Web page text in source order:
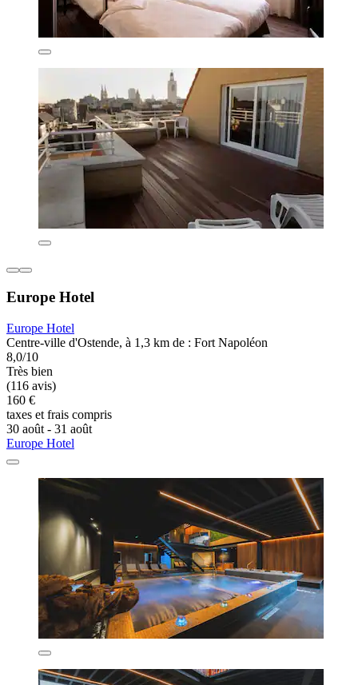
Europe Hotel
Europe Hotel
Centre-ville d'Ostende, à 1,3 km de : Fort Napoléon
8,0/10
Très bien
(116 avis)
160 €
taxes et frais compris
30 août - 31 août
Europe Hotel